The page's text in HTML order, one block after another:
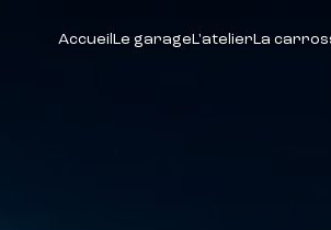
AccueilLe garageL'atelierLa